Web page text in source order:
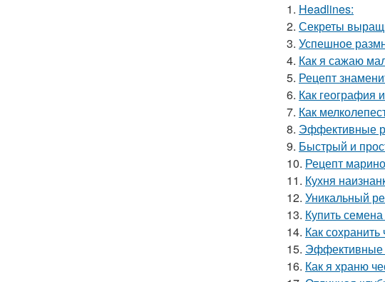
1. Headlines:
2. Секреты
3. Успешное
4. Как я сажаю
5. Рецепт
6. Как география
7. Как
8. Эффективные
9. Быстрый и
10. Рецепт
11. Кухня
12. Уникальный
13. Купить
14. Как
15. Эффективные
16. Как я храню